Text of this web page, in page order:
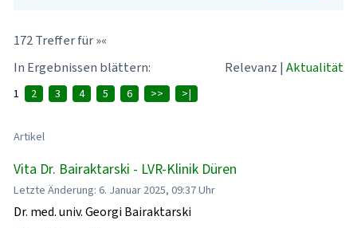
172 Treffer für »«
In Ergebnissen blättern:
Relevanz | Aktualität
1 2 3 4 5 6 >> >|
Artikel
Vita Dr. Bairaktarski - LVR-Klinik Düren
Letzte Änderung: 6. Januar 2025, 09:37 Uhr
Dr. med. univ. Georgi Bairaktarski